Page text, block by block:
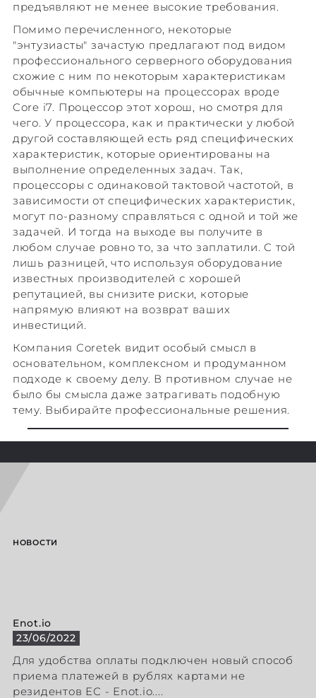
предъявляют не менее высокие требования.
Помимо перечисленного, некоторые
"энтузиасты" зачастую предлагают под видом
профессионального серверного оборудования
схожие с ним по некоторым характеристикам
обычные компьютеры на процессорах вроде
Core i7. Процессор этот хорош, но смотря для
чего. У процессора, как и практически у любой
другой составляющей есть ряд специфических
характеристик, которые ориентированы на
выполнение определенных задач. Так,
процессоры с одинаковой тактовой частотой, в
зависимости от специфических характеристик,
могут по-разному справляться с одной и той же
задачей. И тогда на выходе вы получите в
любом случае ровно то, за что заплатили. С той
лишь разницей, что используя оборудование
известных производителей с хорошей
репутацией, вы снизите риски, которые
напрямую влияют на возврат ваших
инвестиций.
Компания Сoretek видит особый смысл в
основательном, комплексном и продуманном
подходе к своему делу. В противном случае не
было бы смысла даже затрагивать подобную
тему. Выбирайте профессиональные решения.
НОВОСТИ
Enot.io
23/06/2022
Для удобства оплаты подключен новый способ
приема платежей в рублях картами не
резидентов ЕС - Enot.io....